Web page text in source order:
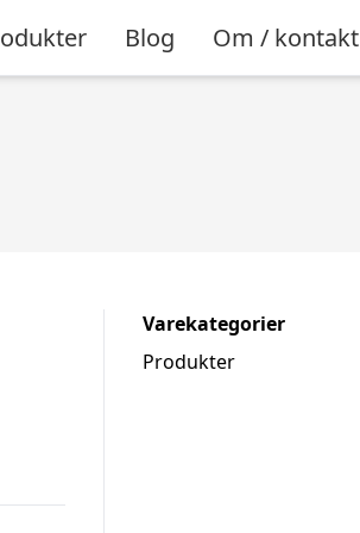
Blog Om / kontakt
Varekategorier
Produkter